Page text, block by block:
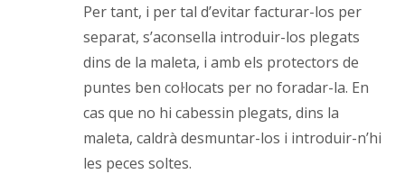
Per tant, i per tal d’evitar facturar-los per
separat, s’aconsella introduir-los plegats
dins de la maleta, i amb els protectors de
puntes ben col·locats per no foradar-la. En
cas que no hi cabessin plegats, dins la
maleta, caldrà desmuntar-los i introduir-n’hi
les peces soltes.